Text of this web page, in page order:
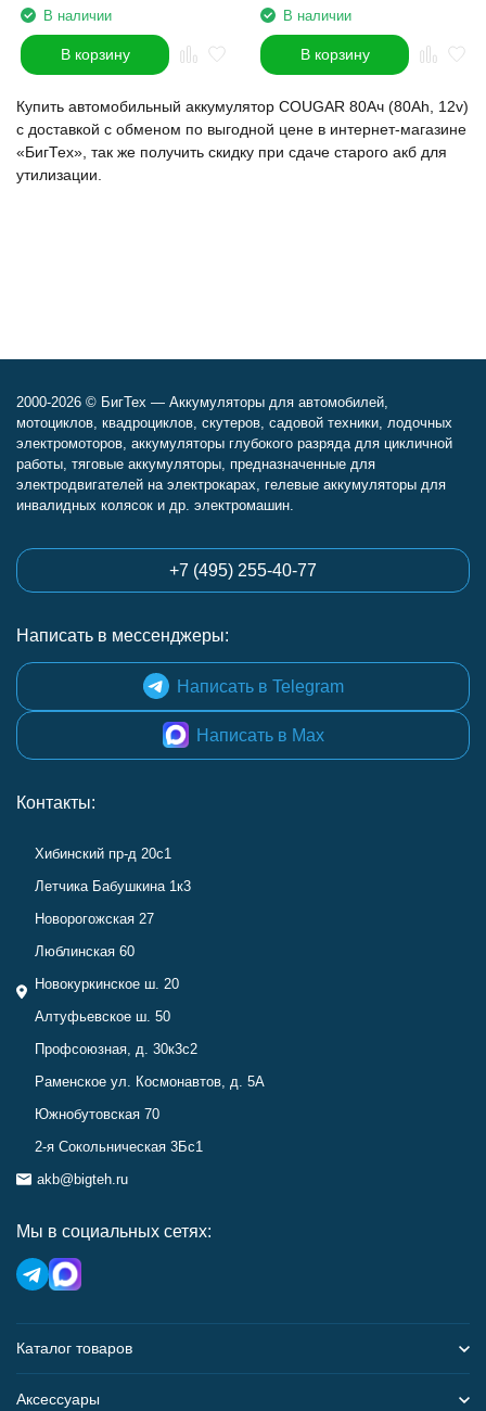
В наличии
В корзину
В наличии
В корзину
Купить автомобильный аккумулятор COUGAR 80Ач (80Ah, 12v)
с доставкой с обменом по выгодной цене в интернет-магазине
«БигТех», так же получить скидку при сдаче старого акб для
утилизации.
2000-2026 © БигТех — Аккумуляторы для автомобилей,
мотоциклов, квадроциклов, скутеров, садовой техники, лодочных
электромоторов, аккумуляторы глубокого разряда для цикличной
работы, тяговые аккумуляторы, предназначенные для
электродвигателей на электрокарах, гелевые аккумуляторы для
инвалидных колясок и др. электромашин.
+7 (495) 255-40-77
Написать в мессенджеры:
Написать в Telegram
Написать в Max
Контакты:
Хибинский пр-д 20с1
Летчика Бабушкина 1к3
Новорогожская 27
Люблинская 60
Новокуркинское ш. 20
Алтуфьевское ш. 50
Профсоюзная, д. 30к3с2
Раменское ул. Космонавтов, д. 5А
Южнобутовская 70
2-я Сокольническая 3Бс1
akb@bigteh.ru
Мы в социальных сетях:
Каталог товаров
Аксессуары